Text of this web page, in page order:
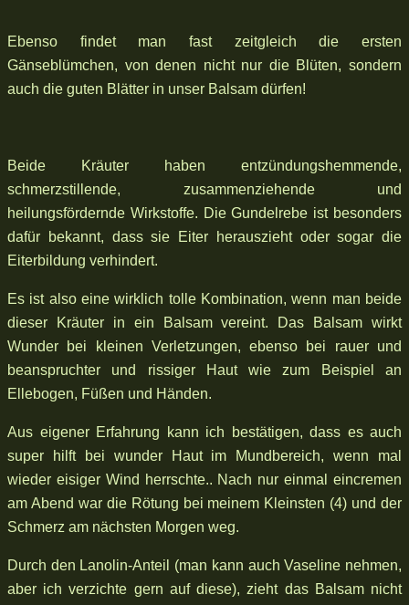
Ebenso findet man fast zeitgleich die ersten
Gänseblümchen, von denen nicht nur die Blüten, sondern
auch die guten Blätter in unser Balsam dürfen!
Beide Kräuter haben entzündungshemmende,
schmerzstillende, zusammenziehende und
heilungsfördernde Wirkstoffe. Die Gundelrebe ist besonders
dafür bekannt, dass sie Eiter herauszieht oder sogar die
Eiterbildung verhindert.
Es ist also eine wirklich tolle Kombination, wenn man beide
dieser Kräuter in ein Balsam vereint. Das Balsam wirkt
Wunder bei kleinen Verletzungen, ebenso bei rauer und
beanspruchter und rissiger Haut wie zum Beispiel an
Ellebogen, Füßen und Händen.
Aus eigener Erfahrung kann ich bestätigen, dass es auch
super hilft bei wunder Haut im Mundbereich, wenn mal
wieder eisiger Wind herrschte.. Nach nur einmal eincremen
am Abend war die Rötung bei meinem Kleinsten (4) und der
Schmerz am nächsten Morgen weg.
Durch den Lanolin-Anteil (man kann auch Vaseline nehmen,
aber ich verzichte gern auf diese), zieht das Balsam nicht